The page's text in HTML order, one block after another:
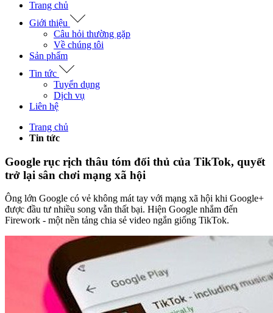
Trang chủ
Giới thiệu
Câu hỏi thường gặp
Về chúng tôi
Sản phẩm
Tin tức
Tuyển dụng
Dịch vụ
Liên hệ
Trang chủ
Tin tức
Google rục rịch thâu tóm đối thủ của TikTok, quyết
trở lại sân chơi mạng xã hội
Ông lớn Google có vẻ không mát tay với mạng xã hội khi Google+
được đầu tư nhiều song vẫn thất bại. Hiện Google nhắm đến
Firework - một nền tảng chia sẻ video ngắn giống TikTok.